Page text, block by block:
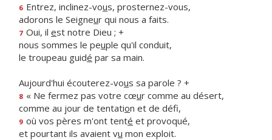
6 Entrez, inclinez-vous, prosternez-vous,
adorons le Seigneur qui nous a faits.
7 Oui, il est notre Dieu ; +
nous sommes le peuple qu'il conduit,
le troupeau guidé par sa main.
Aujourd'hui écouterez-vous sa parole ? +
8 « Ne fermez pas votre cœur comme au désert,
comme au jour de tentation et de défi,
9 où vos pères m'ont tenté et provoqué,
et pourtant ils avaient vu mon exploit.